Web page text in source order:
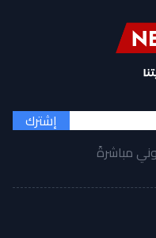
إشترك
مباشرةً